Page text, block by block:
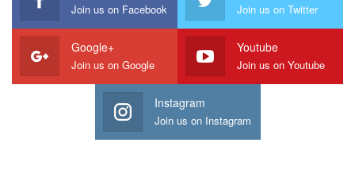
Join us on Facebook Join us on Twitter
Google+
Join us on Google
Youtube
Join us on Youtube
Instagram
Join us on Instagram